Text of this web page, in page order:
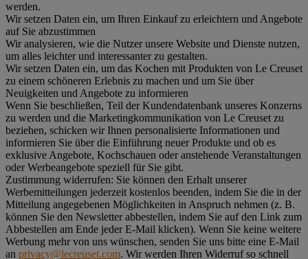
werden.
Wir setzen Daten ein, um Ihren Einkauf zu erleichtern und Angebote
auf Sie abzustimmen
Wir analysieren, wie die Nutzer unsere Website und Dienste nutzen,
um alles leichter und interessanter zu gestalten.
Wir setzen Daten ein, um das Kochen mit Produkten von Le Creuset
zu einem schöneren Erlebnis zu machen und um Sie über
Neuigkeiten und Angebote zu informieren
Wenn Sie beschließen, Teil der Kundendatenbank unseres Konzerns
zu werden und die Marketingkommunikation von Le Creuset zu
beziehen, schicken wir Ihnen personalisierte Informationen und
informieren Sie über die Einführung neuer Produkte und ob es
exklusive Angebote, Kochschauen oder anstehende Veranstaltungen
oder Werbeangebote speziell für Sie gibt.
Zustimmung widerrufen: Sie können den Erhalt unserer
Werbemitteilungen jederzeit kostenlos beenden, indem Sie die in der
Mitteilung angegebenen Möglichkeiten in Anspruch nehmen (z. B.
können Sie den Newsletter abbestellen, indem Sie auf den Link zum
Abbestellen am Ende jeder E-Mail klicken). Wenn Sie keine weitere
Werbung mehr von uns wünschen, senden Sie uns bitte eine E-Mail
an privacy@lecreuset.com. Wir werden Ihren Widerruf so schnell